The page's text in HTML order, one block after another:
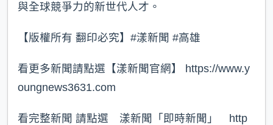
與全球競爭力的新世代人才。
【版權所有 翻印必究】#漾新聞 #高雄
看更多新聞請點選【漾新聞官網】 https://www.y
oungnews3631.com⁠
看完整新聞 請點選 漾新聞「即時新聞」 http